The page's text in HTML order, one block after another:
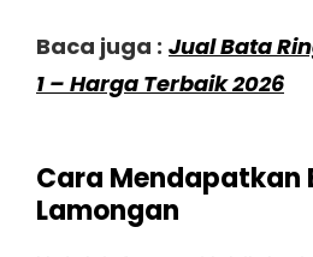
Baca juga : Jual Bata
1 – Harga Terbaik 2026
Cara Mendapatkan
Lamongan